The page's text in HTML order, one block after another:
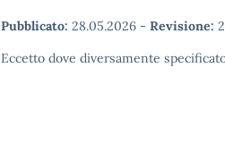
Pubblicato: 28.05.2026 - Revisione:
Eccetto dove diversamente